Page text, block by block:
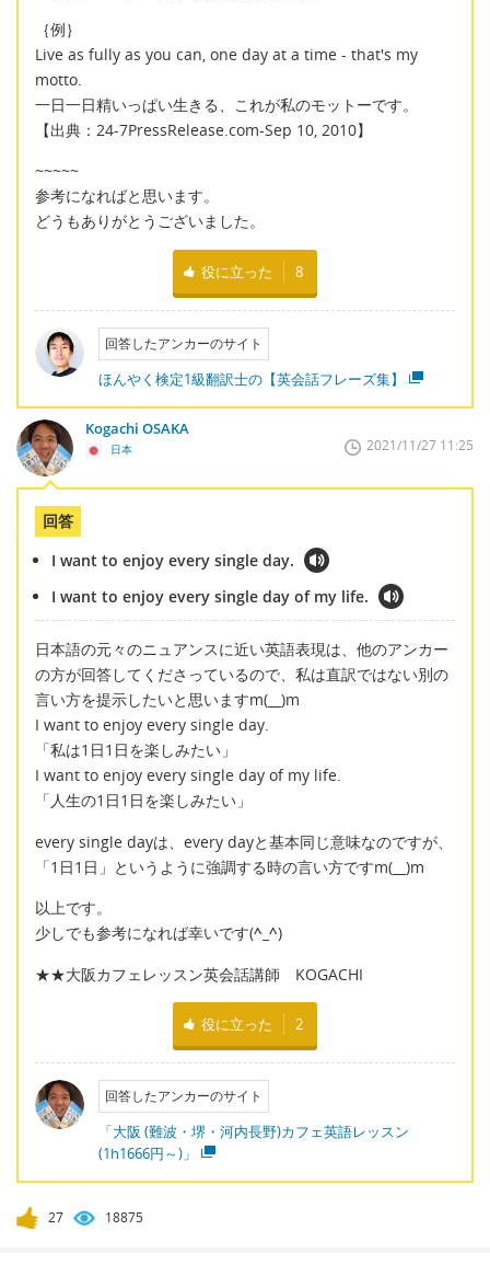
｛例｝
Live as fully as you can, one day at a time - that's my
motto.
一日一日精いっぱい生きる、これが私のモットーです。
【出典：24-7PressRelease.com-Sep 10, 2010】
~~~~~
参考になればと思います。
どうもありがとうございました。
役に立った 8
回答したアンカーのサイト
ほんやく検定1級翻訳士の【英会話フレーズ集】
Kogachi OSAKA
日本 2021/11/27 11:25
回答
I want to enjoy every single day.
I want to enjoy every single day of my life.
日本語の元々のニュアンスに近い英語表現は、他のアンカー
の方が回答してくださっているので、私は直訳ではない別の
言い方を提示したいと思いますm(__)m
I want to enjoy every single day.
「私は1日1日を楽しみたい」
I want to enjoy every single day of my life.
「人生の1日1日を楽しみたい」
every single dayは、every dayと基本同じ意味なのですが、
「1日1日」というように強調する時の言い方ですm(__)m
以上です。
少しでも参考になれば幸いです(^_^)
★★大阪カフェレッスン英会話講師 KOGACHI
役に立った 2
回答したアンカーのサイト
「大阪 (難波・堺・河内長野)カフェ英語レッスン
(1h1666円～)」
27 18875